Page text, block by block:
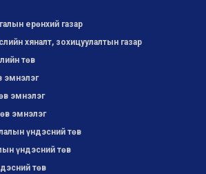
ерөнхий газар
хяналт, зохицуулалтын газар
төв
эмнэлэг
эмнэлэг
эмнэлэг
үндэсний төв
үндэсний төв
төв